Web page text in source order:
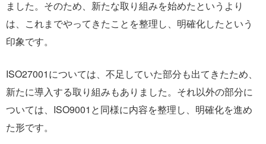
ました。そのため、新たな取り組みを始めたというより
は、これまでやってきたことを整理し、明確化したという
印象です。
ISO27001については、不足していた部分も出てきたため、
新たに導入する取り組みもありました。それ以外の部分に
ついては、ISO9001と同様に内容を整理し、明確化を進め
た形です。